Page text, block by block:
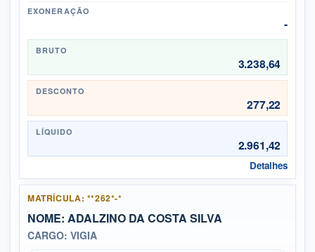
EXONERAÇÃO
-
BRUTO
3.238,64
DESCONTO
277,22
LÍQUIDO
2.961,42
Detalhes
MATRÍCULA: **262*-*
NOME: ADALZINO DA COSTA SILVA
CARGO: VIGIA